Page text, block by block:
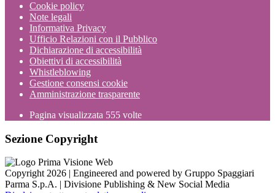
Cookie policy
Note legali
Informativa Privacy
Ufficio Relazioni con il Pubblico
Dichiarazione di accessibilità
Obiettivi di accessibilità
Whistleblowing
Gestione consensi cookie
Amministrazione trasparente
Pagina visualizzata 555 volte
Sezione Copyright
Copyright 2026 | Engineered and powered by Gruppo Spaggiari
Parma S.p.A. | Divisione Publishing & New Social Media